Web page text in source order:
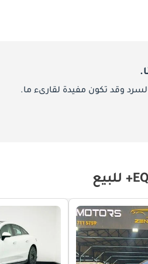
وقد تكون مفيدة لقارىء ما.